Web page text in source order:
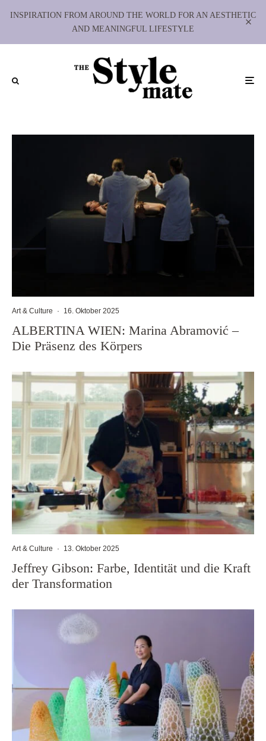
INSPIRATION FROM AROUND THE WORLD FOR AN AESTHETIC
AND MEANINGFUL LIFESTYLE
Art & Culture · 16. Oktober 2025
ALBERTINA WIEN: Marina Abramović –
Die Präsenz des Körpers
Art & Culture · 13. Oktober 2025
Jeffrey Gibson: Farbe, Identität und die Kraft
der Transformation